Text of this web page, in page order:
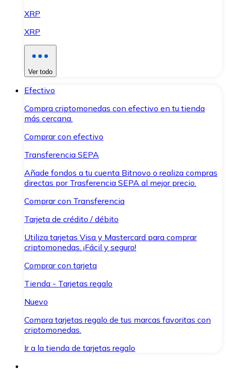
XRP
XRP
Ver todo
Efectivo
Compra criptomonedas con efectivo en tu tienda
más cercana.
Comprar con efectivo
Transferencia SEPA
Añade fondos a tu cuenta Bitnovo o realiza compras
directas por Trasferencia SEPA al mejor precio.
Comprar con Transferencia
Tarjeta de crédito / débito
Utiliza tarjetas Visa y Mastercard para comprar
criptomonedas. ¡Fácil y seguro!
Comprar con tarjeta
Tienda - Tarjetas regalo
Nuevo
Compra tarjetas regalo de tus marcas favoritas con
criptomonedas.
Ir a la tienda de tarjetas regalo